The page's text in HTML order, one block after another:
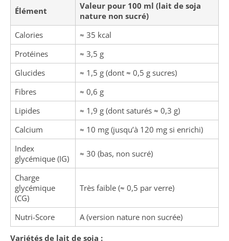
Élément
Valeur pour 100 ml (lait de soja
nature non sucré)
Calories
≈ 35 kcal
Protéines
≈ 3,5 g
Glucides
≈ 1,5 g (dont ≈ 0,5 g sucres)
Fibres
≈ 0,6 g
Lipides
≈ 1,9 g (dont saturés ≈ 0,3 g)
Calcium
≈ 10 mg (jusqu’à 120 mg si enrichi)
Index
glycémique (IG)
≈ 30 (bas, non sucré)
Charge
glycémique
(CG)
Très faible (≈ 0,5 par verre)
Nutri-Score A (version nature non sucrée)
Variétés de lait de soja :